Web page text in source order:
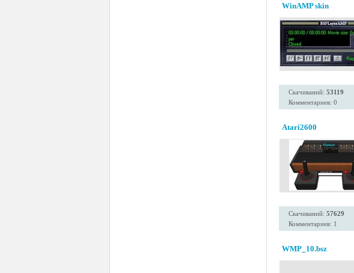
WinAMP skin
Скачиваний: 53119
Комментариев: 0
Atari2600
Скачиваний: 57629
Комментариев: 1
WMP_10.bsz